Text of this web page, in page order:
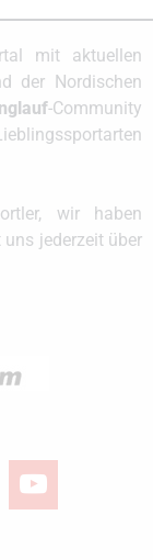
mit aktuellen
der Nordischen
-Community
wir haben
jederzeit über
youtube